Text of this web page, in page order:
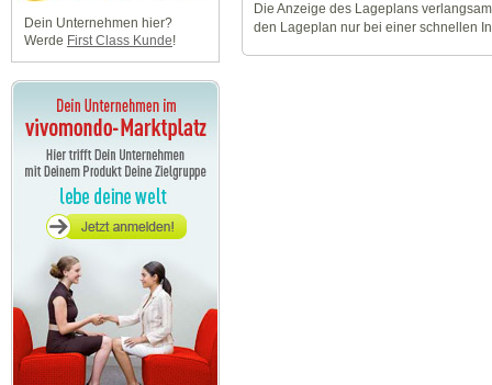
Dein Unternehmen hier?
Werde First Class Kunde!
Die Anzeige des Lageplans
den Lageplan nur bei einer schnellen